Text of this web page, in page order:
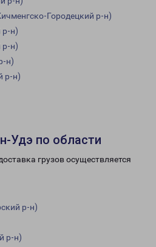
Городецкий р-н)
р-н)
р-н)
н)
р-н)
Удэ по области
грузов осуществляется
р-н)
р-н)